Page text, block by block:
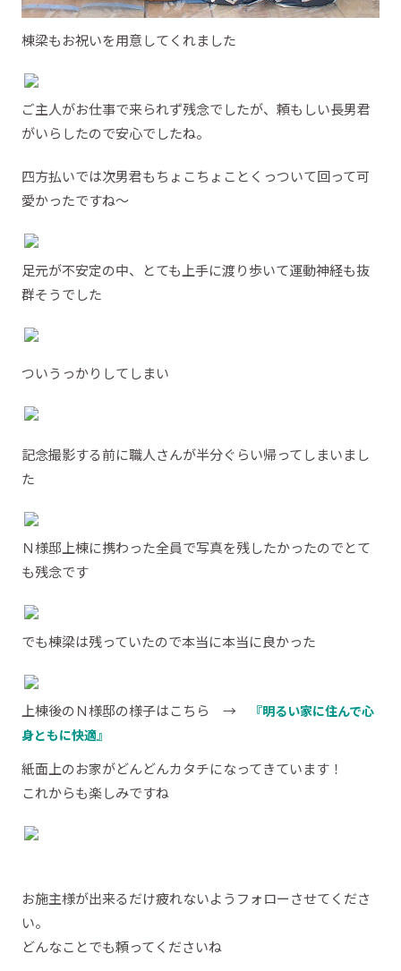
棟梁もお祝いを用意してくれました
ご主人がお仕事で来られず残念でしたが、頼もしい長男君
がいらしたので安心でしたね。
四方払いでは次男君もちょこちょことくっついて回って可
愛かったですね～
足元が不安定の中、とても上手に渡り歩いて運動神経も抜
群そうでした
ついうっかりしてしまい
記念撮影する前に職人さんが半分ぐらい帰ってしまいまし
た
Ｎ様邸上棟に携わった全員で写真を残したかったのでとて
も残念です
でも棟梁は残っていたので本当に本当に良かった
上棟後のＮ様邸の様子はこちら →
『明るい家に住んで心
身ともに快適』
紙面上のお家がどんどんカタチになってきています！
これからも楽しみですね
お施主様が出来るだけ疲れないようフォローさせてくださ
い。
どんなことでも頼ってくださいね